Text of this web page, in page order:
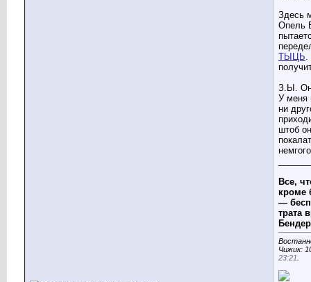
Здесь
Опель
ТЫЦЬ
З.Ы.
У меня
ни
штоб
Все,
кроме
—
трата
Чижик:
23:21